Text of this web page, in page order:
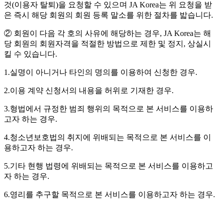
것(이용자 탈퇴)을 요청할 수 있으며 JA Korea는 위 요청을 받
은 즉시 해당 회원의 회원 등록 말소를 위한 절차를 밟습니다.
② 회원이 다음 각 호의 사유에 해당하는 경우, JA Korea는 해
당 회원의 회원자격을 적절한 방법으로 제한 및 정지, 상실시
킬 수 있습니다.
1.실명이 아니거나 타인의 명의를 이용하여 신청한 경우.
2.이용 계약 신청서의 내용을 허위로 기재한 경우.
3.형법에서 규정한 범죄 행위의 목적으로 본 서비스를 이용하
고자 하는 경우.
4.청소년보호법의 취지에 위배되는 목적으로 본 서비스를 이
용하고자 하는 경우.
5.기타 현행 법령에 위배되는 목적으로 본 서비스를 이용하고
자 하는 경우.
6.영리를 추구할 목적으로 본 서비스를 이용하고자 하는 경우.